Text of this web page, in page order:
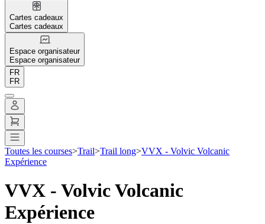
Cartes cadeaux
Cartes cadeaux
Espace organisateur
Espace organisateur
FR
FR
Toutes les courses>Trail>Trail long>VVX - Volvic Volcanic
Expérience
VVX - Volvic Volcanic
Expérience